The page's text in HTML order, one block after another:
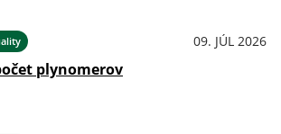
09. JÚL 2026
plynomerov